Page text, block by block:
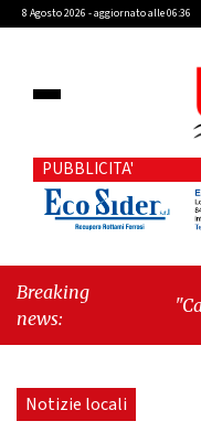
8 Agosto 2026 - aggiornato alle 06:36
PUBBLICITA'
Breaking
news:
"Cava
Notizie locali